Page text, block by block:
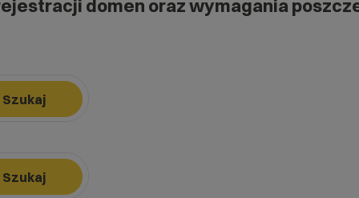
domen oraz wymagania
Szukaj
Szukaj